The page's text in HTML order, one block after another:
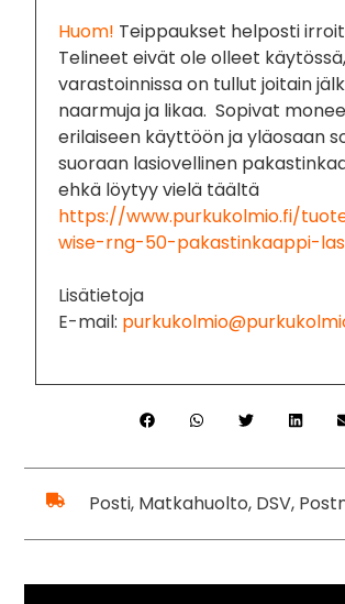
Huom! Teippaukset helposti
Telineet eivät ole olleet
varastoinnissa on tullut joitain
naarmuja ja likaa. Sopivat
erilaiseen käyttöön ja yläosaan
suoraan lasiovellinen
ehkä löytyy vielä täältä
https://www.purkukolmio.fi/
wise-rng-50-pakastinkaappi-
Lisätietoja
E-mail:
Posti, Matkahuolto, DSV,